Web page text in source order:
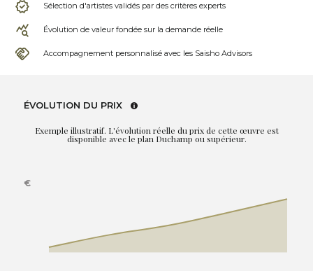
Sélection d'artistes validés par des critères experts
Évolution de valeur fondée sur la demande réelle
Accompagnement personnalisé avec les Saisho Advisors
ÉVOLUTION DU PRIX
Exemple illustratif. L'évolution réelle du prix de cette œuvre est
disponible avec le plan Duchamp ou supérieur.